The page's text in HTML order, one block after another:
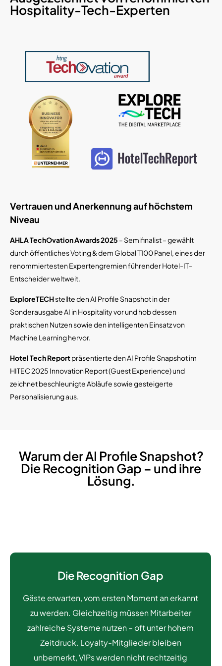
Hospitality-Tech-Experten
Vertrauen und Anerkennung auf höchstem
Niveau
AHLA TechOvation Awards 2025 – Semifinalist – gewählt
durch öffentliches Voting & dem Global T100 Panel, eines der
renommiertesten Expertengremien führender Hotel-IT-
Entscheider weltweit.
ExploreTECHstellte den AI Profile Snapshot in der
Sonderausgabe AI in Hospitality vor und hob dessen
praktischen Nutzen sowie den intelligenten Einsatz von
Machine Learning hervor.
Hotel Tech Reportpräsentierte den AI Profile Snapshot im
HITEC 2025 Innovation Report (Guest Experience) und
zeichnet beschleunigte Abläufe sowie gesteigerte
Personalisierung aus.
Warum der AI Profile Snapshot?
Die Recognition Gap – und ihre
Lösung.
Die Recognition Gap
Gäste erwarten, vom ersten Moment an erkannt
zu werden. Gleichzeitig müssen Mitarbeiter
zahlreiche Systeme nutzen – oft unter hohem
Zeitdruck. Loyalty-Mitglieder bleiben
unbemerkt, VIPs werden nicht rechtzeitig